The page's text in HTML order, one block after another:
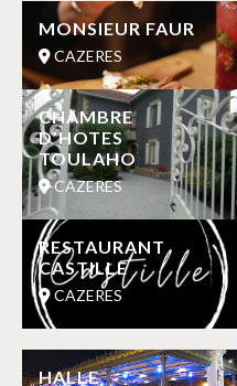
MONSIEUR FAUR
CAZERES
CHAMBRE
D’HOTES
TOULAHO
CAZERES
RESTAURANT
CASTILLE
CAZERES
HALLE